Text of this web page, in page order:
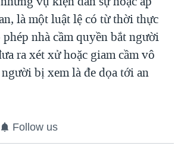
là một luật lệ có từ thời thực
nhà cầm quyền bắt người
ra xét xử hoặc giam cầm vô
bị xem là đe dọa tới an
Follow us